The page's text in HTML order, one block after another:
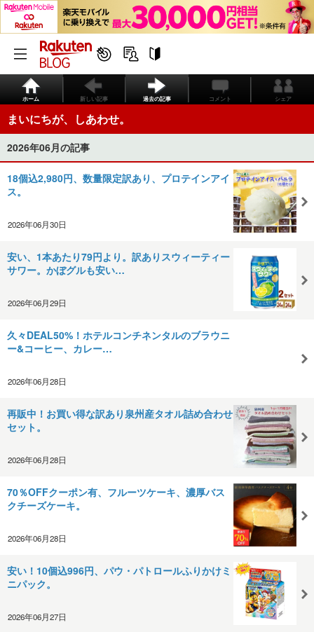
ホーム 新しい記事 過去の記事 コメント シェア
まいにちが、しあわせ。
2026年06月の記事
18個込2,980円、数量限定訳あり、プロテインアイ
ス。
2026年06月30日
安い、1本あたり79円より。訳ありスウィーティー
サワー。かぼグルも安い…
2026年06月29日
久々DEAL50%！ホテルコンチネンタルのブラウニ
ー&コーヒー、カレー…
2026年06月28日
再販中！お買い得な訳あり泉州産タオル詰め合わせ
セット。
2026年06月28日
70％OFFクーポン有、フルーツケーキ、濃厚バス
クチーズケーキ。
2026年06月28日
安い！10個込996円、パウ・パトロールふりかけミ
ニパック。
2026年06月27日